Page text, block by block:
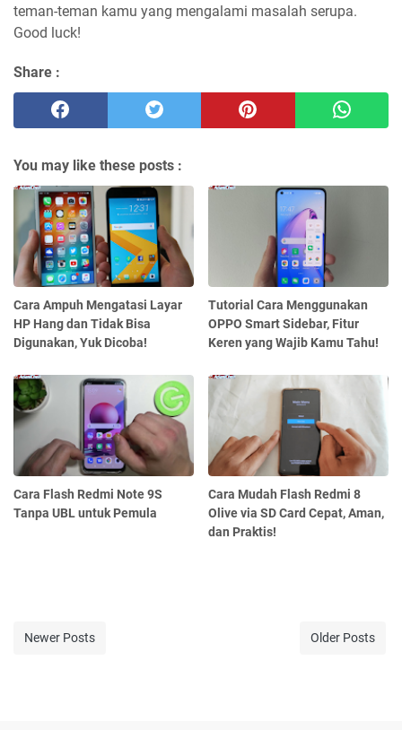
teman-teman kamu yang mengalami masalah serupa.
Good luck!
Share :
You may like these posts :
Cara Ampuh Mengatasi Layar
HP Hang dan Tidak Bisa
Digunakan, Yuk Dicoba!
Tutorial Cara Menggunakan
OPPO Smart Sidebar, Fitur
Keren yang Wajib Kamu Tahu!
Cara Flash Redmi Note 9S
Tanpa UBL untuk Pemula
Cara Mudah Flash Redmi 8
Olive via SD Card Cepat, Aman,
dan Praktis!
Newer Posts Older Posts